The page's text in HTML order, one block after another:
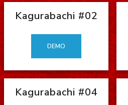
Kagurabachi #02
DEMO
Kagurabachi #04